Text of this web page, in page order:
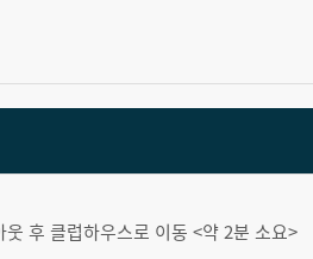
후 클럽하우스로 이동 <약 2분 소요>